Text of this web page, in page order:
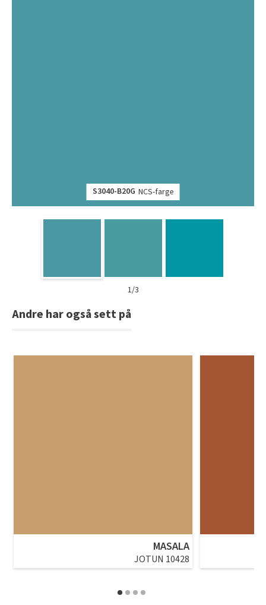
S3040-B20G NCS-farge
1/3
Andre har også sett på
MASALA
JOTUN 10428